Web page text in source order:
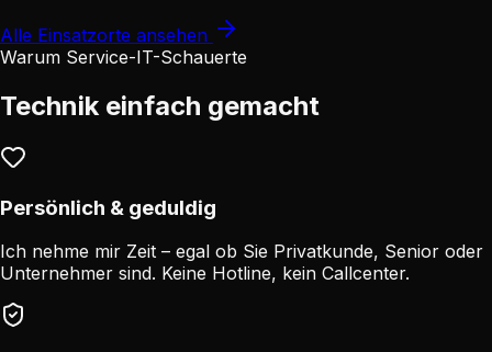
Alle Einsatzorte ansehen
Warum Service-IT-Schauerte
Technik einfach gemacht
Persönlich & geduldig
Ich nehme mir Zeit – egal ob Sie Privatkunde, Senior oder
Unternehmer sind. Keine Hotline, kein Callcenter.